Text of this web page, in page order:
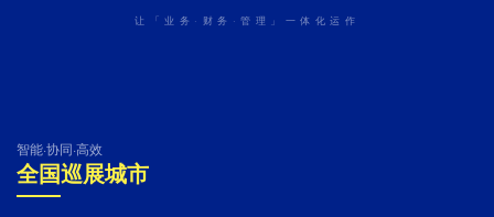
让「业务·财务·管理」一体化运作
智能·协同·高效
全国巡展城市